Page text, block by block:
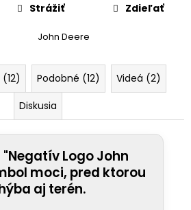
John Deere
Strážiť Zdieľať
Podobné (12)
Videá (2)
Diskusia
Logo John
moci, pred ktorou
aj terén.